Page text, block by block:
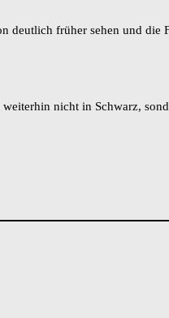
deutlich früher sehen und die
nicht in Schwarz,